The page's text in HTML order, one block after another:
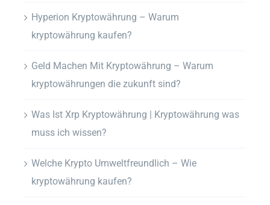
Hyperion Kryptowährung – Warum
kryptowährung kaufen?
Geld Machen Mit Kryptowährung – Warum
kryptowährungen die zukunft sind?
Was Ist Xrp Kryptowährung | Kryptowährung was
muss ich wissen?
Welche Krypto Umweltfreundlich – Wie
kryptowährung kaufen?